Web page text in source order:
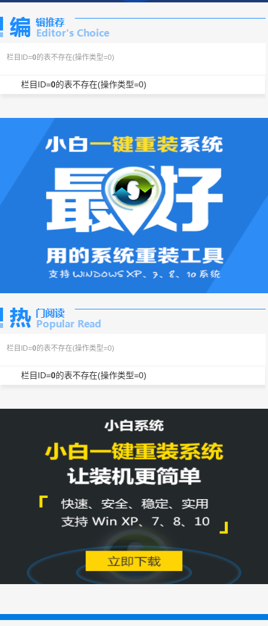
栏目ID=0的表不存在(操作类型=0)
栏目ID=0的表不存在(操作类型=0)
栏目ID=0的表不存在(操作类型=0)
栏目ID=0的表不存在(操作类型=0)